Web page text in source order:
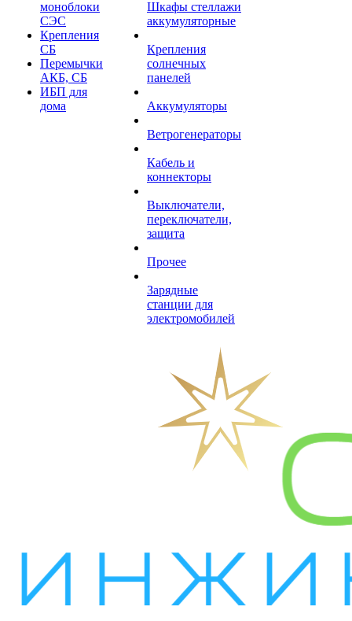
моноблоки
СЭС
Крепления
СБ
Перемычки
АКБ, СБ
ИБП для
дома
Шкафы стеллажи
аккумуляторные
Крепления
солнечных
панелей
Аккумуляторы
Ветрогенераторы
Кабель и
коннекторы
Выключатели,
переключатели,
защита
Прочее
Зарядные
станции для
электромобилей